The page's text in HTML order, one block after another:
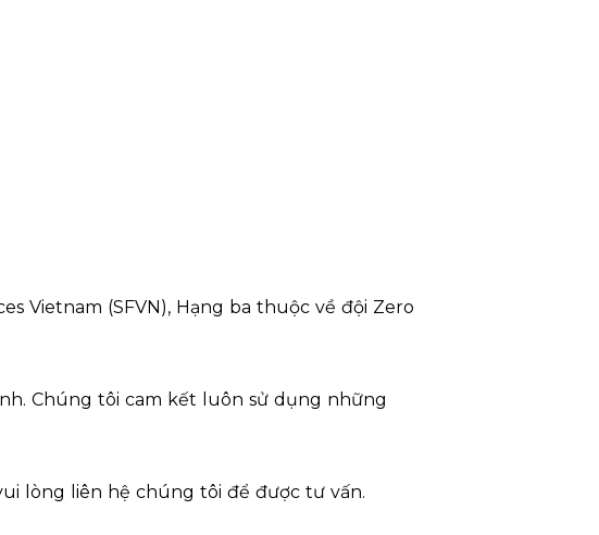
Vietnam (SFVN), Hạng ba thuộc về đội Zero
Chúng tôi cam kết luôn sử dụng những
lòng liên hệ chúng tôi để được tư vấn.